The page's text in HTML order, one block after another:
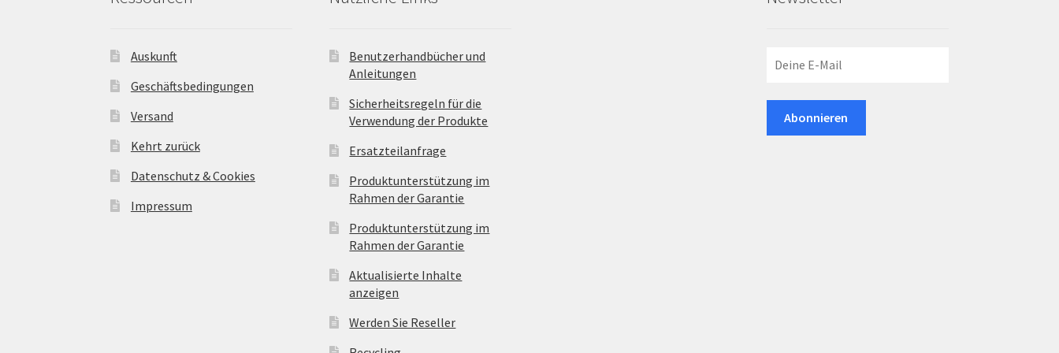
Auskunft
Geschäftsbedingungen
Versand
Kehrt zurück
Datenschutz & Cookies
Impressum
Benutzerhandbücher und
Anleitungen
Sicherheitsregeln für die
Verwendung der Produkte
Ersatzteilanfrage
Produktunterstützung im
Rahmen der Garantie
Produktunterstützung im
Rahmen der Garantie
Aktualisierte Inhalte
anzeigen
Werden Sie Reseller